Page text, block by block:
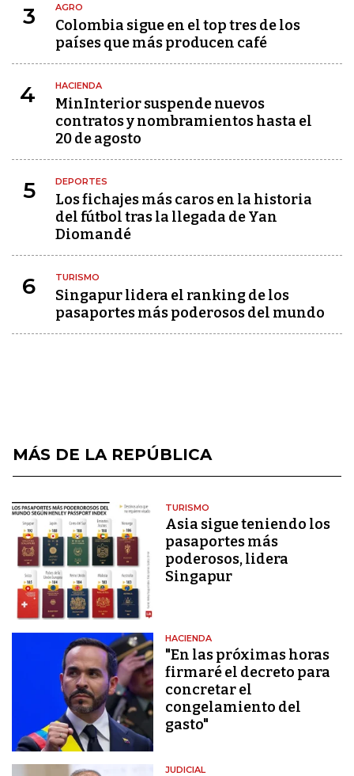
3 AGRO
Colombia sigue en el top tres de los
países que más producen café
4 HACIENDA
MinInterior suspende nuevos
contratos y nombramientos hasta el
20 de agosto
5 DEPORTES
Los fichajes más caros en la historia
del fútbol tras la llegada de Yan
Diomandé
6 TURISMO
Singapur lidera el ranking de los
pasaportes más poderosos del mundo
MÁS DE LA REPÚBLICA
TURISMO
Asia sigue teniendo los
pasaportes más
poderosos, lidera
Singapur
HACIENDA
"En las próximas horas
firmaré el decreto para
concretar el
congelamiento del
gasto"
JUDICIAL